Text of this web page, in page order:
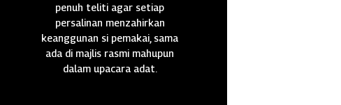
penuh teliti agar setiap
persalinan menzahirkan
keanggunan si pemakai, sama
ada di majlis rasmi mahupun
dalam upacara adat.